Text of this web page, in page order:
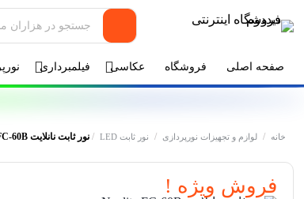
صفحه اصلی فروشگاه عکاسی فیلمبرداری
خانه / لوازم و تجهیزات نورپردازی / نور ثابت LED /نور ثابت نانلایت Nanlite FC-60B
فروش ویژه !